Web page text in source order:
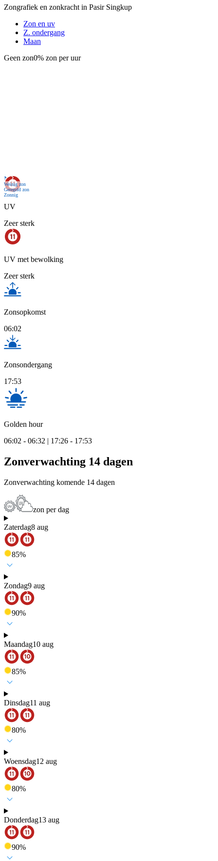
Zongrafiek en zonkracht in Pasir Singkup
Zon en uv
Z. ondergang
Maan
Geen zon0% zon per uur
Nu
Weinig zon
Geregeld zon
Zonnig
UV
Zeer sterk
UV met bewolking
Zeer sterk
Zonsopkomst
06:02
Zonsondergang
17:53
Golden hour
06:02 - 06:32 | 17:26 - 17:53
Zonverwachting 14 dagen
Zonverwachting komende 14 dagen
zon per dag
Zaterdag8 aug
85%
Zondag9 aug
90%
Maandag10 aug
85%
Dinsdag11 aug
80%
Woensdag12 aug
80%
Donderdag13 aug
90%